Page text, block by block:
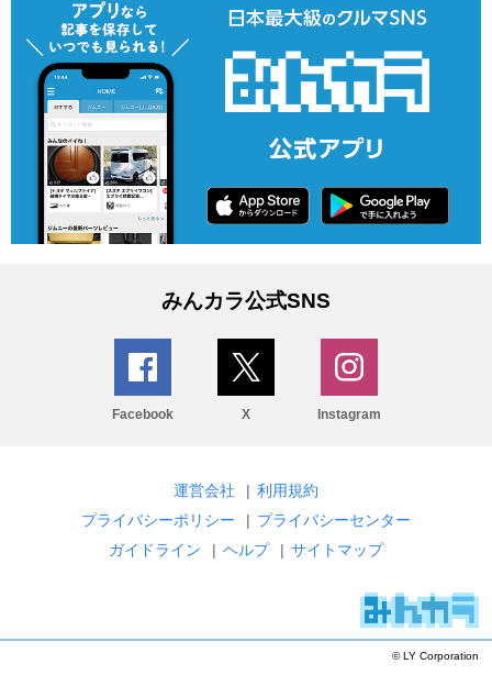
みんカラ公式SNS
Facebook X Instagram
運営会社 | 利用規約
プライバシーポリシー
| プライバシーセンター
ガイドライン
| ヘルプ | サイトマップ
© LY Corporation